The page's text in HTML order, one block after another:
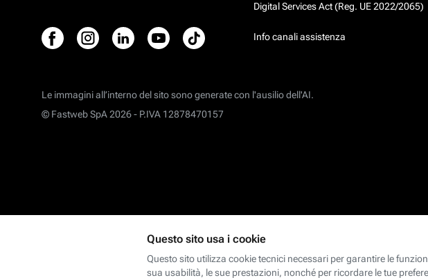
Digital Services Act (Reg. UE 2022/2065)
Info canali assistenza
Le immagini all’interno del sito sono generate con l'ausilio dell'AI.
© Fastweb SpA 2026 - P.IVA 12878470157